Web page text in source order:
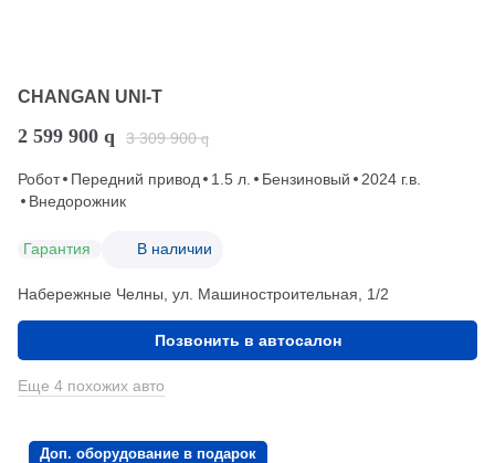
CHANGAN UNI-T
2 599 900 q 3 309 900 q
Робот Передний привод 1.5 л. Бензиновый
2024 г.в.
Внедорожник
Гарантия В наличии
Набережные Челны, ул. Машиностроительная, 1/2
Позвонить в автосалон
Еще 4 похожих авто
Доп. оборудование в подарок